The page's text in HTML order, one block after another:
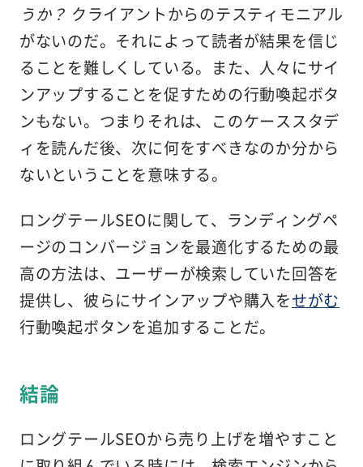
うか？ クライアントからのテスティモニアル
がないのだ。それによって読者が結果を信じ
ることを難しくしている。また、人々にサイ
ンアップすることを促すための行動喚起ボタ
ンもない。つまりそれは、このケーススタデ
ィを読んだ後、次に何をすべきなのか分から
ないということを意味する。
ロングテールSEOに関して、ランディングペ
ージのコンバージョンを最適化するための最
高の方法は、ユーザーが検索していた回答を
提供し、彼らにサインアップや購入をせがむ
行動喚起ボタンを追加することだ。
結論
ロングテールSEOから売り上げを増やすこと